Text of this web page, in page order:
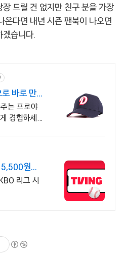
드릴 건 없지만 친구 분을 가장
온다면 내년 시즌 팬북이 나오면
습니다.
바로 만나
는 프로야
경험하세
원부
리그 시